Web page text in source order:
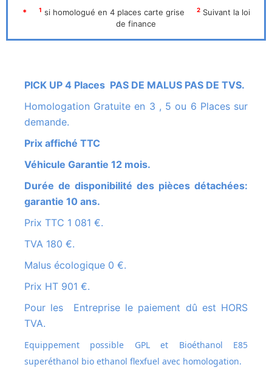
* 1 si homologué en 4 places carte grise 2 Suivant la loi
de finance
PICK UP 4 Places PAS DE MALUS PAS DE TVS.
Homologation Gratuite en 3 , 5 ou 6 Places sur
demande.
Prix affiché TTC
Véhicule Garantie 12 mois.
Durée de disponibilité des pièces détachées:
garantie 10 ans.
Prix TTC 1 081 €.
TVA 180 €.
Malus écologique 0 €.
Prix HT 901 €.
Pour les Entreprise le paiement dû est HORS
TVA.
Equippement possible GPL et Bioéthanol E85
superéthanol bio ethanol flexfuel avec homologation.